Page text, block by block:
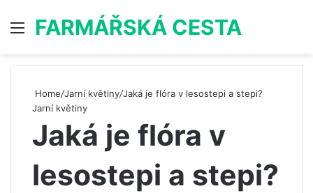
Menu
FARMÁŘSKÁ CESTA
Home/Jarní květiny/Jaká je flóra v lesostepi a stepi?
Jarní květiny
Jaká je flóra v
lesostepi a stepi?